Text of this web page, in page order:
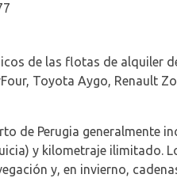
de las flotas de alquiler
Toyota Aygo, Renault
de Perugia generalmente
y kilometraje ilimitado.
y, en invierno,